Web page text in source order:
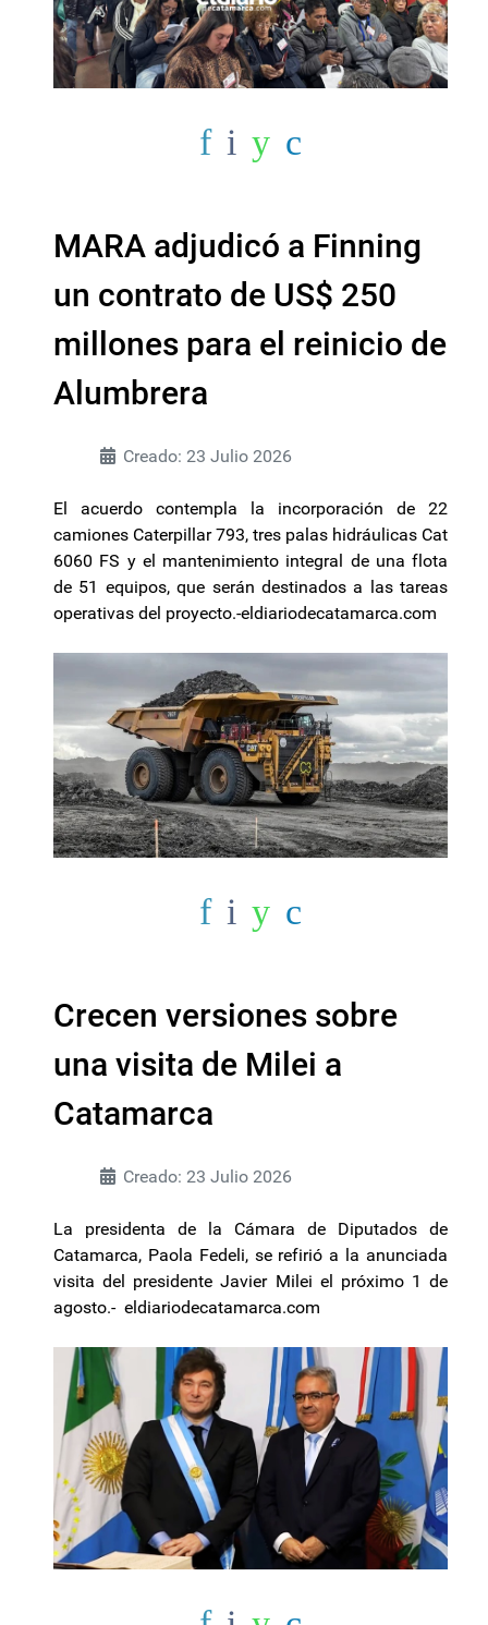
MARA adjudicó a Finning
un contrato de US$ 250
millones para el reinicio de
Alumbrera
Creado: 23 Julio 2026
El acuerdo contempla la incorporación de 22
camiones Caterpillar 793, tres palas hidráulicas Cat
6060 FS y el mantenimiento integral de una flota
de 51 equipos, que serán destinados a las tareas
operativas del proyecto.-eldiariodecatamarca.com
Crecen versiones sobre
una visita de Milei a
Catamarca
Creado: 23 Julio 2026
La presidenta de la Cámara de Diputados de
Catamarca, Paola Fedeli, se refirió a la anunciada
visita del presidente Javier Milei el próximo 1 de
agosto.- eldiariodecatamarca.com